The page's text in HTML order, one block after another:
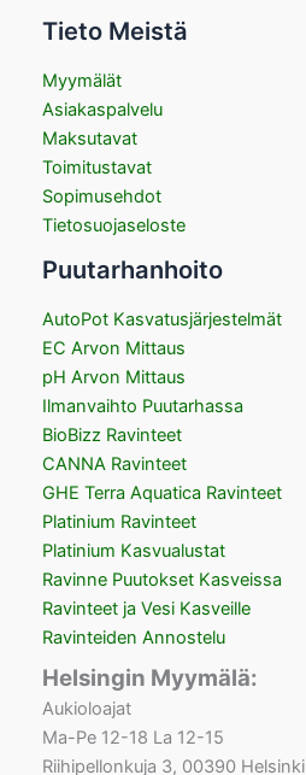
Tieto Meistä
Myymälät
Asiakaspalvelu
Maksutavat
Toimitustavat
Sopimusehdot
Tietosuojaseloste
Puutarhanhoito
AutoPot Kasvatusjärjestelmät
EC Arvon Mittaus
pH Arvon Mittaus
Ilmanvaihto Puutarhassa
BioBizz Ravinteet
CANNA Ravinteet
GHE Terra Aquatica Ravinteet
Platinium Ravinteet
Platinium Kasvualustat
Ravinne Puutokset Kasveissa
Ravinteet ja Vesi Kasveille
Ravinteiden Annostelu
Helsingin Myymälä:
Aukioloajat
Ma-Pe 12-18 La 12-15
Riihipellonkuja 3, 00390 Helsinki